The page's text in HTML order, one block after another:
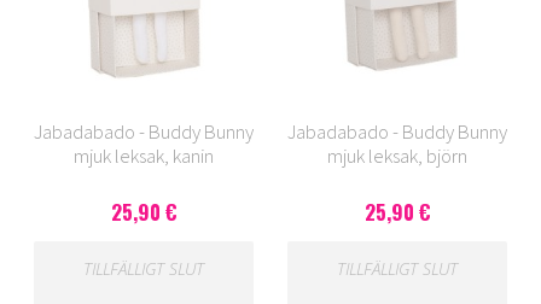
Jabadabado - Buddy Bunny
mjuk leksak, kanin
25,90 €
TILLFÄLLIGT SLUT
Jabadabado - Buddy Bunny
mjuk leksak, björn
25,90 €
TILLFÄLLIGT SLUT